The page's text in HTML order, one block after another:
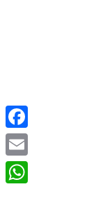
Facebook
Email